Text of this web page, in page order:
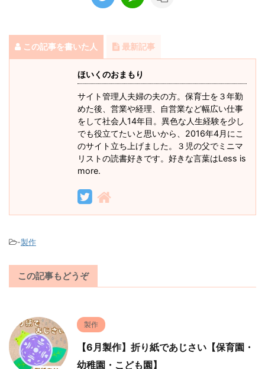
この記事を書いた人 最新記事
ほいくのおまもり
サイト管理人夫婦の夫の方。保育士を３年勤
めた後、営業や経理、自営業など幅広い仕事
をして社会人14年目。異色な人生経験を少し
でも役立てたいと思いから、2016年4月にこ
のサイト立ち上げました。３児の父でミニマ
リストの読書好きです。好きな言葉はLess is
more.
-製作
この記事もどうぞ
製作
【6月製作】折り紙であじさい【保育園・
幼稚園・こども園】